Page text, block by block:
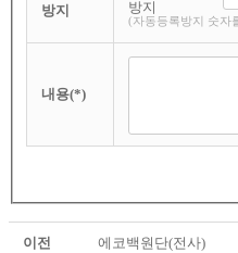
방지
(자동등록방지 숫자
내용(*)
이전 에코백원단(전사)